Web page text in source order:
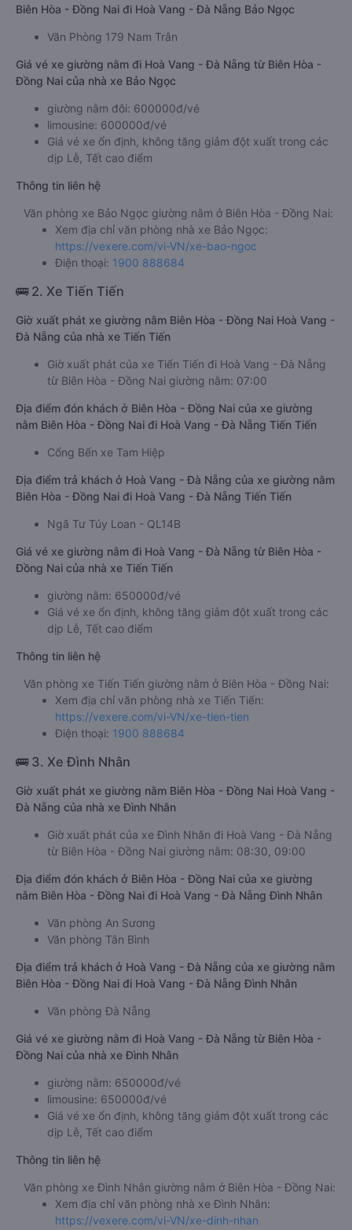
Biên Hòa - Đồng Nai đi Hoà Vang - Đà Nẵng Bảo Ngọc
Văn Phòng 179 Nam Trân
Giá vé xe giường nằm đi Hoà Vang - Đà Nẵng từ Biên Hòa -
Đồng Nai của nhà xe Bảo Ngọc
giường nằm đôi: 600000đ/vé
limousine: 600000đ/vé
Giá vé xe ổn định, không tăng giảm đột xuất trong các
dịp Lễ, Tết cao điểm
Thông tin liên hệ
Văn phòng xe Bảo Ngọc giường nằm ở Biên Hòa - Đồng Nai:
Xem địa chỉ văn phòng nhà xe Bảo Ngọc:
https://vexere.com/vi-VN/xe-bao-ngoc
Điện thoại: 1900 888684
🚌 2. Xe Tiến Tiến
Giờ xuất phát xe giường nằm Biên Hòa - Đồng Nai Hoà Vang -
Đà Nẵng của nhà xe Tiến Tiến
Giờ xuất phát của xe Tiến Tiến đi Hoà Vang - Đà Nẵng
từ Biên Hòa - Đồng Nai giường nằm: 07:00
Địa điểm đón khách ở Biên Hòa - Đồng Nai của xe giường
nằm Biên Hòa - Đồng Nai đi Hoà Vang - Đà Nẵng Tiến Tiến
Cổng Bến xe Tam Hiệp
Địa điểm trả khách ở Hoà Vang - Đà Nẵng của xe giường nằm
Biên Hòa - Đồng Nai đi Hoà Vang - Đà Nẵng Tiến Tiến
Ngã Tư Túy Loan - QL14B
Giá vé xe giường nằm đi Hoà Vang - Đà Nẵng từ Biên Hòa -
Đồng Nai của nhà xe Tiến Tiến
giường nằm: 650000đ/vé
Giá vé xe ổn định, không tăng giảm đột xuất trong các
dịp Lễ, Tết cao điểm
Thông tin liên hệ
Văn phòng xe Tiến Tiến giường nằm ở Biên Hòa - Đồng Nai:
Xem địa chỉ văn phòng nhà xe Tiến Tiến:
https://vexere.com/vi-VN/xe-tien-tien
Điện thoại: 1900 888684
🚌 3. Xe Đình Nhân
Giờ xuất phát xe giường nằm Biên Hòa - Đồng Nai Hoà Vang -
Đà Nẵng của nhà xe Đình Nhân
Giờ xuất phát của xe Đình Nhân đi Hoà Vang - Đà Nẵng
từ Biên Hòa - Đồng Nai giường nằm: 08:30, 09:00
Địa điểm đón khách ở Biên Hòa - Đồng Nai của xe giường
nằm Biên Hòa - Đồng Nai đi Hoà Vang - Đà Nẵng Đình Nhân
Văn phòng An Sương
Văn phòng Tân Bình
Địa điểm trả khách ở Hoà Vang - Đà Nẵng của xe giường nằm
Biên Hòa - Đồng Nai đi Hoà Vang - Đà Nẵng Đình Nhân
Văn phòng Đà Nẵng
Giá vé xe giường nằm đi Hoà Vang - Đà Nẵng từ Biên Hòa -
Đồng Nai của nhà xe Đình Nhân
giường nằm: 650000đ/vé
limousine: 650000đ/vé
Giá vé xe ổn định, không tăng giảm đột xuất trong các
dịp Lễ, Tết cao điểm
Thông tin liên hệ
Văn phòng xe Đình Nhân giường nằm ở Biên Hòa - Đồng Nai:
Xem địa chỉ văn phòng nhà xe Đình Nhân:
https://vexere.com/vi-VN/xe-dinh-nhan